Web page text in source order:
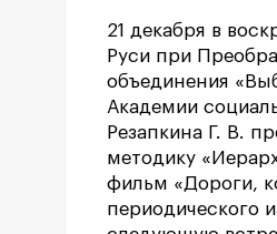
21 декабря в
Руси при
объединения
Академии
Резапкина Г. В.
методику
фильм «Дороги,
периодического